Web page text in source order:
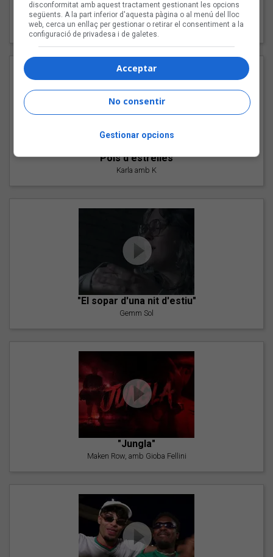
"Les cabres"
94 Rules amb Compte
"Pols d'estrelles"
Karla amb K
"El sopar d'una nit d'estiu"
Gemm Sol
"Jungla"
Maken Row, amb Gioba Fellini
disconformitat amb aquest tractament gestionant les opcions
següents. A la part inferior d'aquesta pàgina o al menú del lloc
web, cerca un enllaç per gestionar o retirar el consentiment a la
configuració de privadesa i de galetes.
Acceptar
No consentir
Gestionar opcions